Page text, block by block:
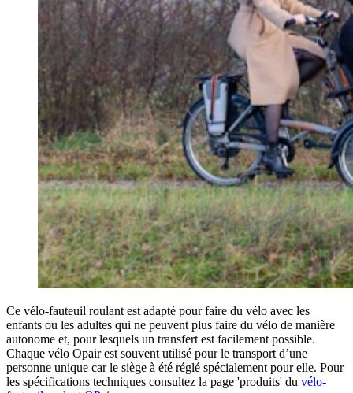
Ce vélo-fauteuil roulant est adapté pour faire du vélo avec les
enfants ou les adultes qui ne peuvent plus faire du vélo de manière
autonome et, pour lesquels un transfert est facilement possible.
Chaque vélo Opair est souvent utilisé pour le transport d’une
personne unique car le siège à été réglé spécialement pour elle. Pour
les spécifications techniques consultez la page 'produits' du vélo-